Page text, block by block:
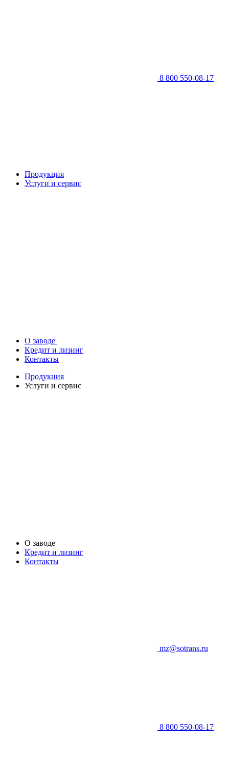
8 800 550-08-17
Продукция
Услуги и сервис
О заводе
Кредит и лизинг
Контакты
Продукция
Услуги и сервис
О заводе
Кредит и лизинг
Контакты
mz@sotrans.ru
8 800 550-08-17